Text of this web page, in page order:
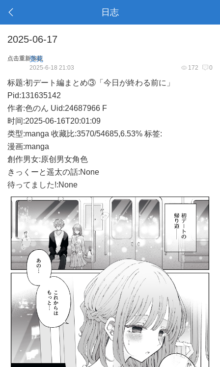
日志
2025-06-17
点击重新加载
受死
172 0
2025-6-18 21:03
标题:初デート編まとめ③「今日が終わる前に」
Pid:131635142
作者:色のん Uid:24687966 F
时间:2025-06-16T20:01:09
类型:manga 收藏比:3570/54685,6.53% 标签:
漫画:manga
創作男女:原创男女角色
きっくーと遥太の話:None
待ってました!:None